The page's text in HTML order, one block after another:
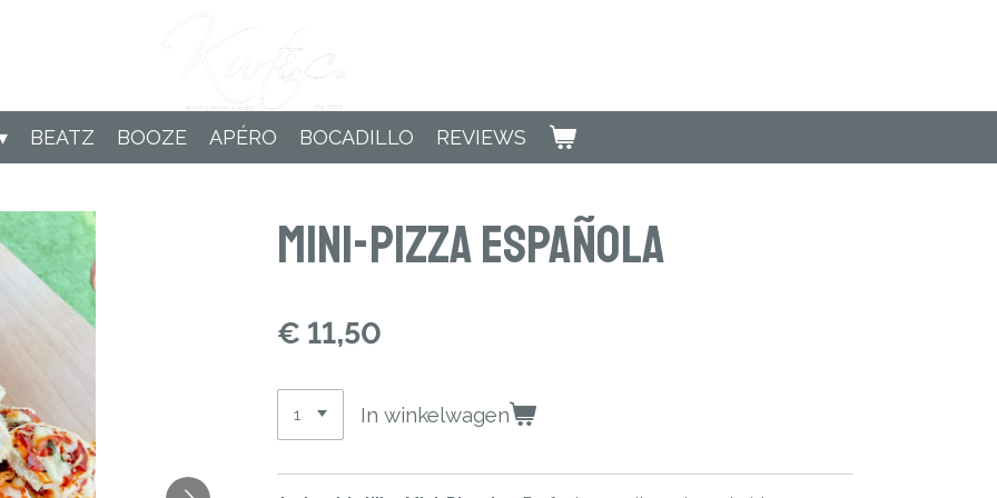
BEATZ BOOZE APÉRO BOCADILLO REVIEWS
Mini-Pizza Española
€ 11,50
In winkelwagen